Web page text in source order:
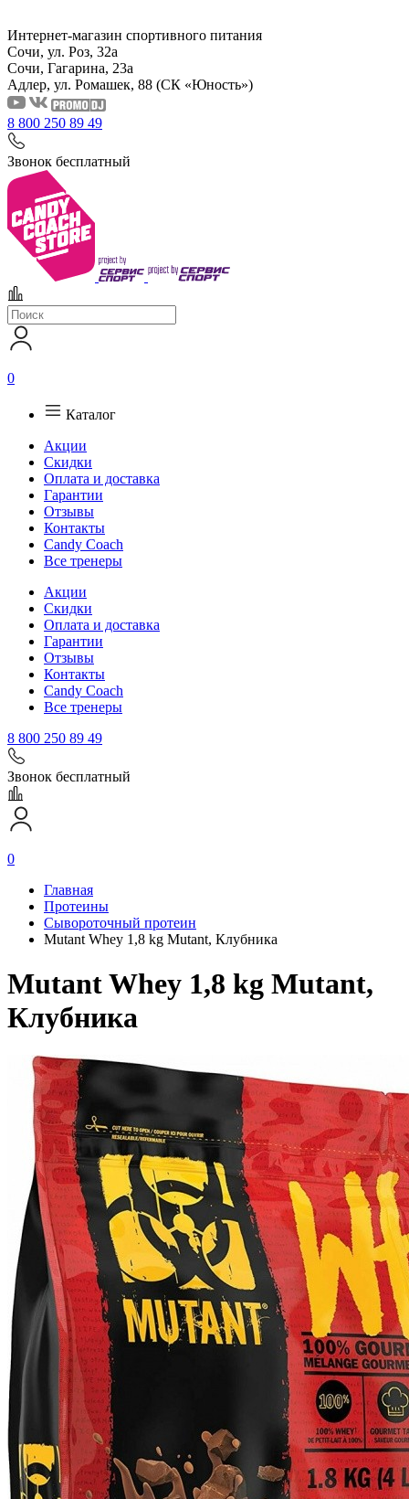
Интернет-магазин спортивного питания
Сочи, ул. Роз, 32а
Сочи, Гагарина, 23а
Адлер, ул. Ромашек, 88 (СК «Юность»)
8 800 250 89 49
Звонок бесплатный
0
Каталог
Акции
Скидки
Оплата и доставка
Гарантии
Отзывы
Контакты
Candy Coach
Все тренеры
Акции
Скидки
Оплата и доставка
Гарантии
Отзывы
Контакты
Candy Coach
Все тренеры
8 800 250 89 49
Звонок бесплатный
0
Главная
Протеины
Сывороточный протеин
Mutant Whey 1,8 kg Mutant, Клубника
Mutant Whey 1,8 kg Mutant,
Клубника